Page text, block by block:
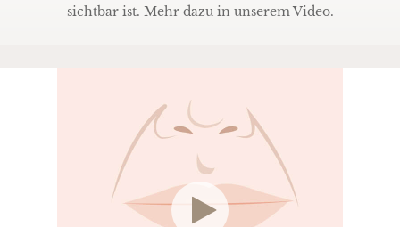
sichtbar ist. Mehr dazu in unserem Video.